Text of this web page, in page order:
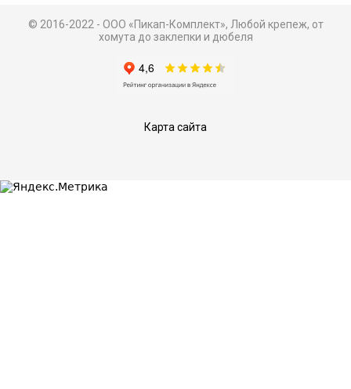
© 2016-2022 - ООО «Пикап-Комплект», Любой крепеж, от
хомута до заклепки и дюбеля
Карта сайта